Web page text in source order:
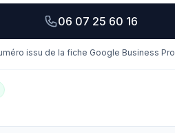
06 07 25 60 16
issu de la fiche Google Business